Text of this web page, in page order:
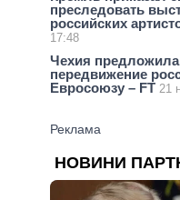
преследовать
российских
17:48
Чехия предложила
передвижение
Евросоюзу – FT 21